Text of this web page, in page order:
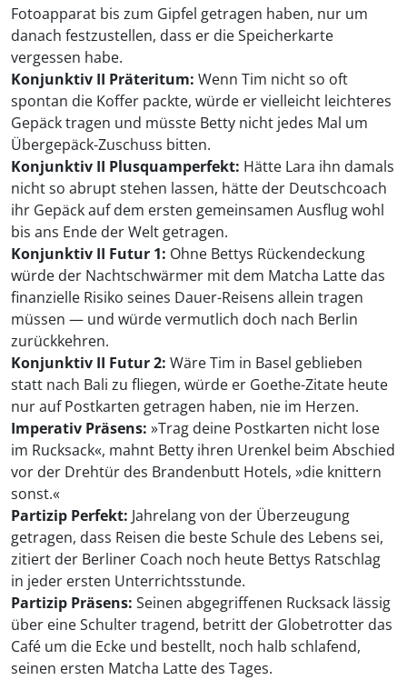
Fotoapparat bis zum Gipfel getragen haben, nur um
danach festzustellen, dass er die Speicherkarte
vergessen habe.
Konjunktiv II Präteritum: Wenn Tim nicht so oft
spontan die Koffer packte, würde er vielleicht leichteres
Gepäck tragen und müsste Betty nicht jedes Mal um
Übergepäck-Zuschuss bitten.
Konjunktiv II Plusquamperfekt: Hätte Lara ihn damals
nicht so abrupt stehen lassen, hätte der Deutschcoach
ihr Gepäck auf dem ersten gemeinsamen Ausflug wohl
bis ans Ende der Welt getragen.
Konjunktiv II Futur 1: Ohne Bettys Rückendeckung
würde der Nachtschwärmer mit dem Matcha Latte das
finanzielle Risiko seines Dauer-Reisens allein tragen
müssen — und würde vermutlich doch nach Berlin
zurückkehren.
Konjunktiv II Futur 2: Wäre Tim in Basel geblieben
statt nach Bali zu fliegen, würde er Goethe-Zitate heute
nur auf Postkarten getragen haben, nie im Herzen.
Imperativ Präsens: »Trag deine Postkarten nicht lose
im Rucksack«, mahnt Betty ihren Urenkel beim Abschied
vor der Drehtür des Brandenbutt Hotels, »die knittern
sonst.«
Partizip Perfekt: Jahrelang von der Überzeugung
getragen, dass Reisen die beste Schule des Lebens sei,
zitiert der Berliner Coach noch heute Bettys Ratschlag
in jeder ersten Unterrichtsstunde.
Partizip Präsens: Seinen abgegriffenen Rucksack lässig
über eine Schulter tragend, betritt der Globetrotter das
Café um die Ecke und bestellt, noch halb schlafend,
seinen ersten Matcha Latte des Tages.